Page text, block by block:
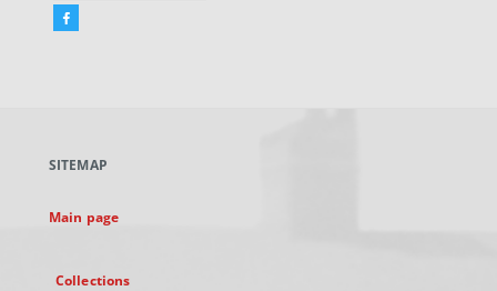
Facebook
new
SITEMAP
Main page
Collections